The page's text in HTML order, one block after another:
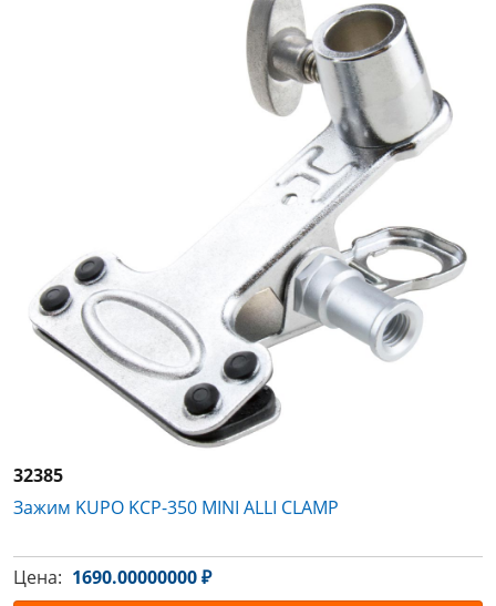
32385
Зажим KUPO KCP-350 MINI ALLI CLAMP
Цена: 1690.00000000 ₽